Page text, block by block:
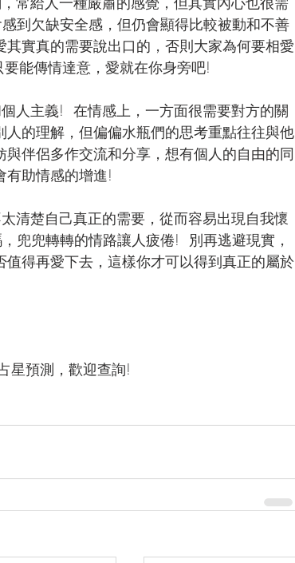
到欠缺安全感，但仍會顯得比較被動和不善
實真的需要說出口的，否則大家為何要相愛
能傳情達意，愛就在你身旁吧!
人主義!  在情感上，一方面很需要對方的關
的理解，但偏偏水瓶們的思考重點往往與他
伴侶多作交流和分享，想有個人的自由的同
有助情感的增進!
清楚自己真正的需要，從而容易出現自我懷
兜兜轉轉的情路讓人疲倦!  別再逃避現實，
得再愛下去，這樣你才可以得到真正的屬於
星預測，歡迎查詢!